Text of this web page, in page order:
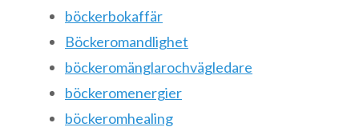
böckerbokaffär
Böckeromandlighet
böckeromänglarochvägledare
böckeromenergier
böckeromhealing